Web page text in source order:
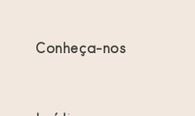
Ofertas e promoções
Conheça-nos